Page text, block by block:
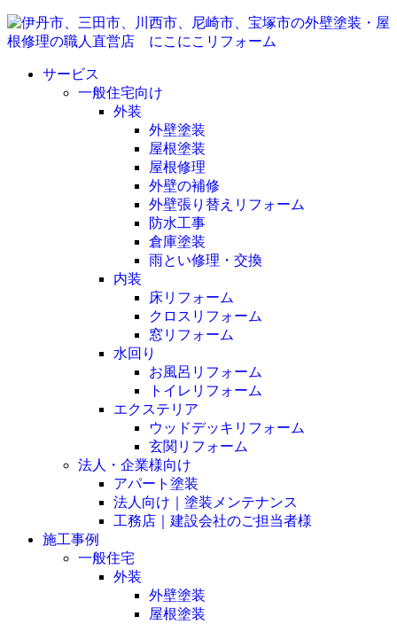
サービス
一般住宅向け
外装
外壁塗装
屋根塗装
屋根修理
外壁の補修
外壁張り替えリフォーム
防水工事
倉庫塗装
雨とい修理・交換
内装
床リフォーム
クロスリフォーム
窓リフォーム
水回り
お風呂リフォーム
トイレリフォーム
エクステリア
ウッドデッキリフォーム
玄関リフォーム
法人・企業様向け
アパート塗装
法人向け｜塗装メンテナンス
工務店｜建設会社のご担当者様
施工事例
一般住宅
外装
外壁塗装
屋根塗装